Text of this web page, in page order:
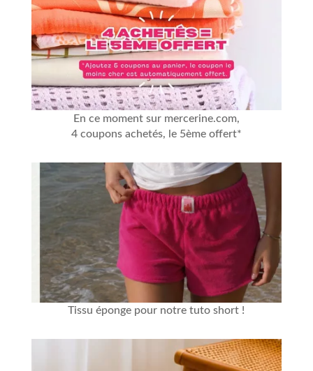
En ce moment sur mercerine.com,
4 coupons achetés, le 5ème offert*
Tissu éponge pour notretuto short !